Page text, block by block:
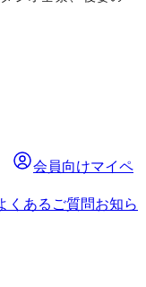
会員向けマイペ
くあるご質問お知ら